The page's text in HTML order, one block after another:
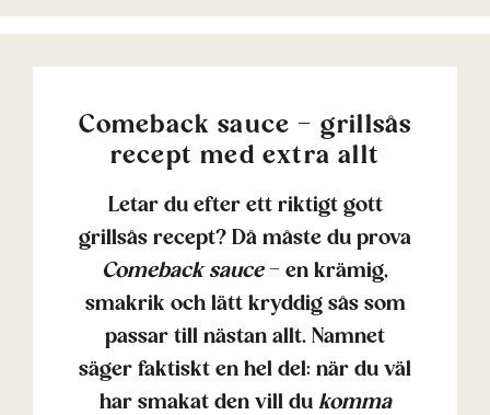
Comeback sauce – grillsås
recept med extra allt
Letar du efter ett riktigt gott
grillsås recept? Då måste du prova
Comeback sauce– en krämig,
smakrik och lätt kryddig sås som
passar till nästan allt. Namnet
säger faktiskt en hel del: när du väl
har smakat den vill du komma